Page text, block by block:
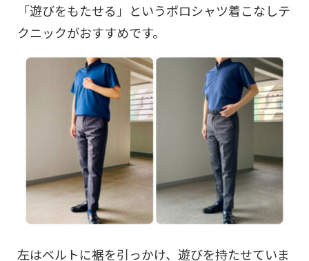
「遊びをもたせる」というポロシャツ着こなしテ
クニックがおすすめです。
左はベルトに裾を引っかけ、遊びを持たせていま